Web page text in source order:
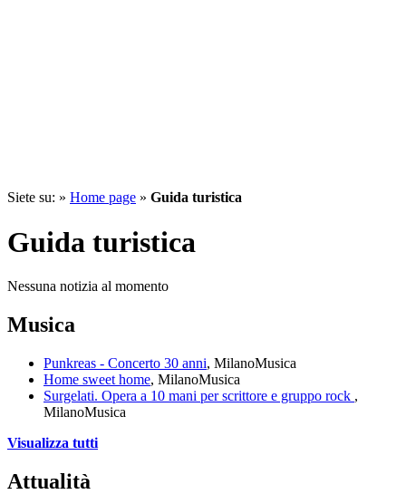
Siete su: » Home page » Guida turistica
Guida turistica
Nessuna notizia al momento
Musica
Punkreas - Concerto 30 anni, MilanoMusica
Home sweet home, MilanoMusica
Surgelati. Opera a 10 mani per scrittore e gruppo rock ,
MilanoMusica
Visualizza tutti
Attualità